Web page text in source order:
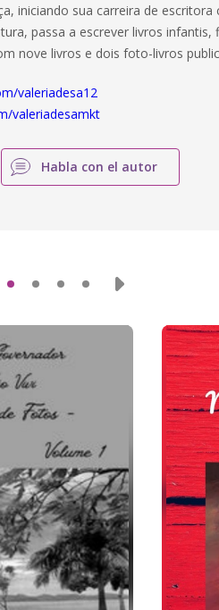
iniciando sua carreira de
passa a escrever livros
nove livros e dois foto-livros
valeriadesa12
valeriadesamkt
Habla con el autor